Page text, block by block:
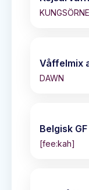
Våffelmix
DAWN
Belgisk
[fee:kah]